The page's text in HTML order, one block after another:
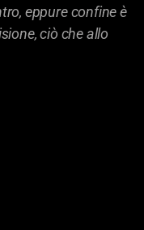
eppure confine è
ciò che allo